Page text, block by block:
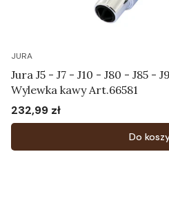
JURA
Jura J5 - J7 - J10 - J80 - J85 -
Wylewka kawy Art.66581
Cena
232,99 zł
Do